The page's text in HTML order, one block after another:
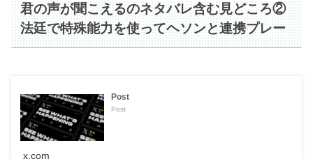
君の声が聞こえるのネタバレ含む見どころ②
法廷で特殊能力を使ってヘソンと連携プレー
Post
Post
x.com